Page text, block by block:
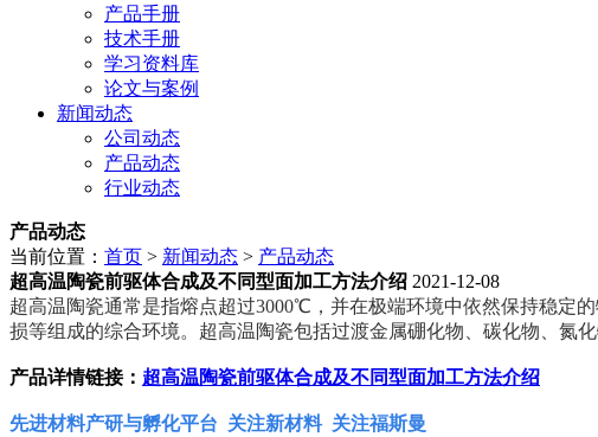
产品手册
技术手册
学习资料库
论文与案例
新闻动态
公司动态
产品动态
行业动态
产品动态
当前位置： 首页 > 新闻动态 > 产品动态
超高温陶瓷前驱体合成及不同型面加工方法介绍 2021-12-08
超高温陶瓷通常是指熔点超过3000℃，并在极端环境中依然保持稳定
损等组成的综合环境。超高温陶瓷包括过渡金属硼化物、碳化物、氮
产品详情链接： 超高温陶瓷前驱体合成及不同型面加工方法介绍
先进材料产研与孵化平台 关注新材料 关注福斯曼